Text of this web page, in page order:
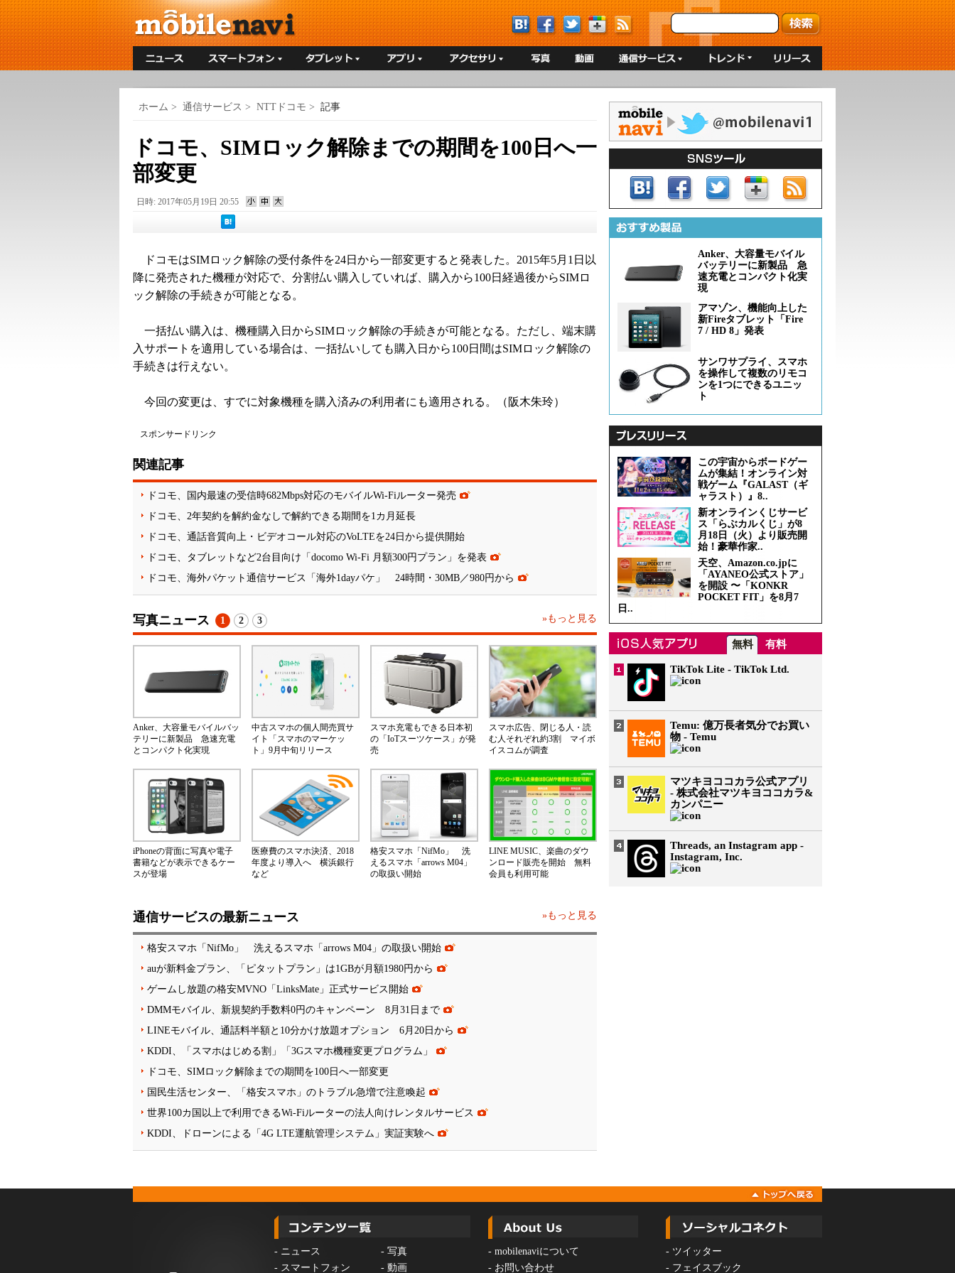
ホーム > 通信サービス > NTTドコモ > 記事
ドコモ、SIMロック解除までの期間を100日へ一
部変更
日時: 2017年05月19日 20:55
ドコモはSIMロック解除の受付条件を24日から一部変更すると発表した。2015年5月1日以
降に発売された機種が対応で、分割払い購入していれば、購入から100日経過後からSIMロ
ック解除の手続きが可能となる。
一括払い購入は、機種購入日からSIMロック解除の手続きが可能となる。ただし、端末購
入サポートを適用している場合は、一括払いしても購入日から100日間はSIMロック解除の
手続きは行えない。
今回の変更は、すでに対象機種を購入済みの利用者にも適用される。（阪木朱玲）
スポンサードリンク
関連記事
ドコモ、国内最速の受信時682Mbps対応のモバイルWi-Fiルーター発売
ドコモ、2年契約を解約金なしで解約できる期間を1カ月延長
ドコモ、通話音質向上・ビデオコール対応のVoLTEを24日から提供開始
ドコモ、タブレットなど2台目向け「docomo Wi-Fi 月額300円プラン」を発表
ドコモ、海外パケット通信サービス「海外1dayパケ」 24時間・30MB／980円から
写真ニュース »もっと見る
1 2 3
Anker、大容量モバイルバッ
テリーに新製品 急速充電
とコンパクト化実現
中古スマホの個人間売買サ
イト「スマホのマーケッ
ト」9月中旬リリース
スマホ充電もできる日本初
の「IoTスーツケース」が発
売
スマホ広告、閉じる人・読
む人それぞれ約3割 マイボ
イスコムが調査
iPhoneの背面に写真や電子
書籍などが表示できるケー
スが登場
医療費のスマホ決済、2018
年度より導入へ 横浜銀行
など
格安スマホ「NifMo」 洗
えるスマホ「arrows M04」
の取扱い開始
LINE MUSIC、楽曲のダウ
ンロード販売を開始 無料
会員も利用可能
通信サービスの最新ニュース »もっと見る
格安スマホ「NifMo」 洗えるスマホ「arrows M04」の取扱い開始
auが新料金プラン、「ピタットプラン」は1GBが月額1980円から
ゲームし放題の格安MVNO「LinksMate」正式サービス開始
DMMモバイル、新規契約手数料0円のキャンペーン 8月31日まで
LINEモバイル、通話料半額と10分かけ放題オプション 6月20日から
KDDI、「スマホはじめる割」「3Gスマホ機種変更プログラム」
ドコモ、SIMロック解除までの期間を100日へ一部変更
国民生活センター、「格安スマホ」のトラブル急増で注意喚起
世界100カ国以上で利用できるWi-Fiルーターの法人向けレンタルサービス
KDDI、ドローンによる「4G LTE運航管理システム」実証実験へ
Anker、大容量モバイル
バッテリーに新製品 急
速充電とコンパクト化実
現
アマゾン、機能向上した
新Fireタブレット「Fire
7 / HD 8」発表
サンワサプライ、スマホ
を操作して複数のリモコ
ンを1つにできるユニッ
ト
この宇宙からボードゲー
ムが集結！オンライン対
戦ゲーム『GALAST（ギ
ャラスト）』8..
新オンラインくじサービ
ス「らぶカルくじ」が8
月18日（火）より販売開
始！豪華作家..
天空、Amazon.co.jpに
「AYANEO公式ストア」
を開設 〜「KONKR
POCKET FIT」を8月7
日..
無料 有料
TikTok Lite - TikTok Ltd.
Temu: 億万長者気分でお買い
物 - Temu
マツキヨココカラ公式アプリ
- 株式会社マツキヨココカラ&
カンパニー
Threads, an Instagram app -
Instagram, Inc.
- ニュース - 写真
- スマートフォン - 動画
- mobilenaviについて
- お問い合わせ
- ツイッター
- フェイスブック